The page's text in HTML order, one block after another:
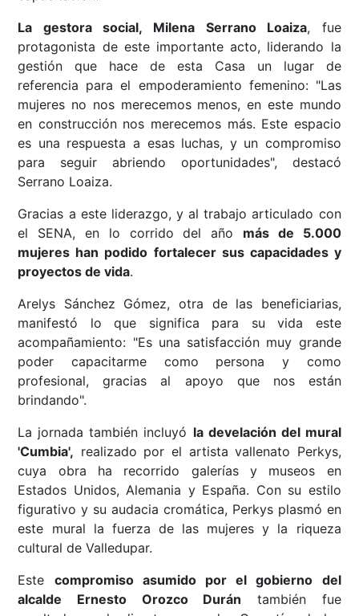
La gestora social, Milena Serrano Loaiza, fue
protagonista de este importante acto, liderando la
gestión que hace de esta Casa un lugar de
referencia para el empoderamiento femenino: "Las
mujeres no nos merecemos menos, en este mundo
en construcción nos merecemos más. Este espacio
es una respuesta a esas luchas, y un compromiso
para seguir abriendo oportunidades", destacó
Serrano Loaiza.
Gracias a este liderazgo, y al trabajo articulado con
el SENA, en lo corrido del año más de 5.000
mujeres han podido fortalecer sus capacidades y
proyectos de vida.
Arelys Sánchez Gómez, otra de las beneficiarias,
manifestó lo que significa para su vida este
acompañamiento: "Es una satisfacción muy grande
poder capacitarme como persona y como
profesional, gracias al apoyo que nos están
brindando".
La jornada también incluyó la develación del mural
'Cumbia', realizado por el artista vallenato Perkys,
cuya obra ha recorrido galerías y museos en
Estados Unidos, Alemania y España. Con su estilo
figurativo y su audacia cromática, Perkys plasmó en
este mural la fuerza de las mujeres y la riqueza
cultural de Valledupar.
Este compromiso asumido por el gobierno del
alcalde Ernesto Orozco Durán también fue